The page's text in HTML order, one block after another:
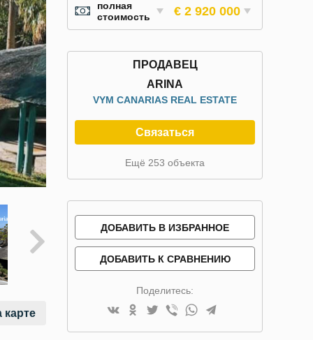
карте
полная
стоимость
€ 2 920 000
ПРОДАВЕЦ
ARINA
VYM CANARIAS REAL ESTATE
Связаться
Ещё 253 объекта
ДОБАВИТЬ В ИЗБРАННОЕ
ДОБАВИТЬ К СРАВНЕНИЮ
Поделитесь: